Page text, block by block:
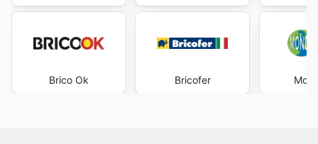
Brico Ok Bricofer